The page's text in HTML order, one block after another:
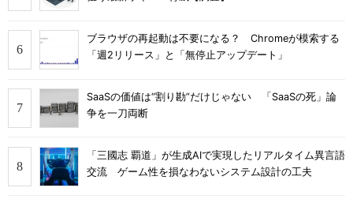
ブラウザの再起動は不要になる？ Chromeが模索する
「週2リリース」と「無停止アップデート」
SaaSの価値は“割り勘”だけじゃない 「SaaSの死」論
争を一刀両断
「三國志 覇道」が生成AIで実現したリアルタイム異言語
交流 ゲーム性を損なわないシステム設計の工夫